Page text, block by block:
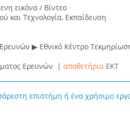
εικόνα / Βίντεο
και Τεχνολογία, Εκπαίδευση
▶ Εθνικό Κέντρο
Ερευνών | αποθετήρια EKT
επιστήμη ή ένα χρήσιμο